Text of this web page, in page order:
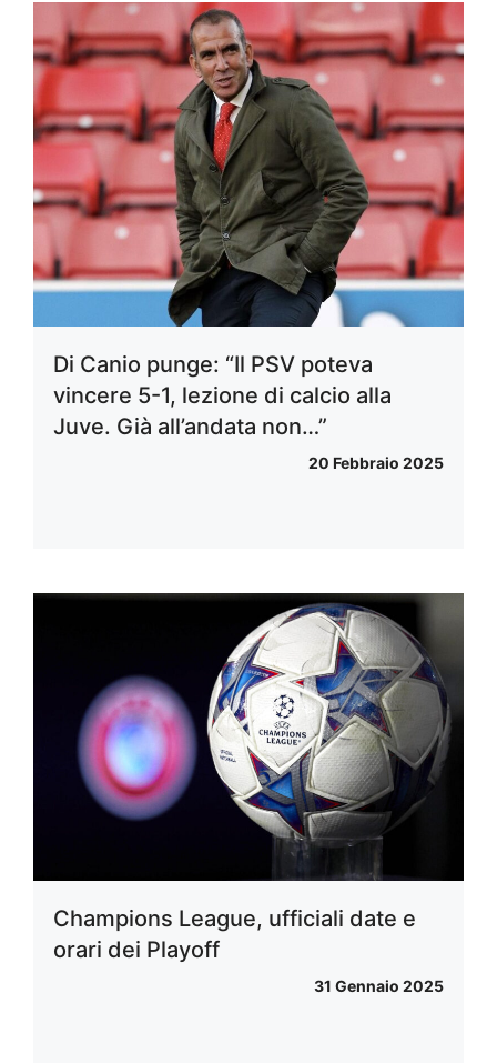
Di Canio punge: “Il PSV poteva
vincere 5-1, lezione di calcio alla
Juve. Già all’andata non…”
20 Febbraio 2025
Champions League, ufficiali date e
orari dei Playoff
31 Gennaio 2025